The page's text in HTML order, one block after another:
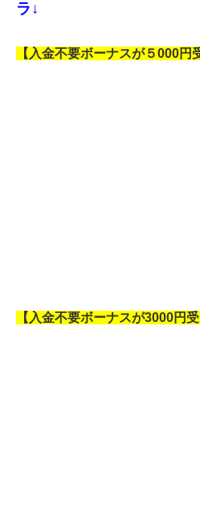
ラ↓
【入金不要ボーナスが５000円
【入金不要ボーナスが3000円